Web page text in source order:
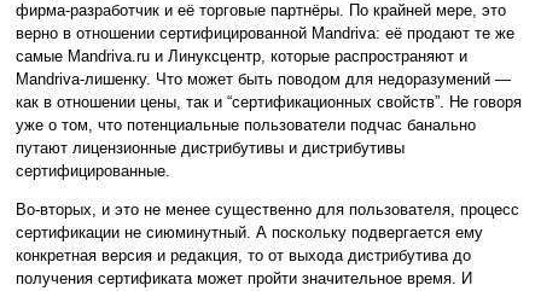
фирма-разработчик и её торговые партнёры. По крайней мере, это
верно в отношении сертифицированной Mandriva: её продают те же
самые Mandriva.ru и Линуксцентр, которые распространяют и
Mandriva-лишенку. Что может быть поводом для недоразумений —
как в отношении цены, так и “сертификационных свойств”. Не говоря
уже о том, что потенциальные пользователи подчас банально
путают лицензионные дистрибутивы и дистрибутивы
сертифицированные.
Во-вторых, и это не менее существенно для пользователя, процесс
сертификации не сиюминутный. А поскольку подвергается ему
конкретная версия и редакция, то от выхода дистрибутива до
получения сертификата может пройти значительное время. И